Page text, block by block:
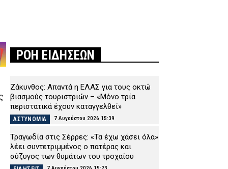
ΡΟΗ ΕΙΔΗΣΕΩΝ
Ζάκυνθος: Απαντά η ΕΛΑΣ για τους οκτώ
βιασμούς τουριστριών – «Μόνο τρία
περιστατικά έχουν καταγγελθεί»
ΑΣΤΥΝΟΜΙΑ 7 Αυγούστου 2026 15:39
Τραγωδία στις Σέρρες: «Τα έχω χάσει όλα»
λέει συντετριμμένος ο πατέρας και
σύζυγος των θυμάτων του τροχαίου